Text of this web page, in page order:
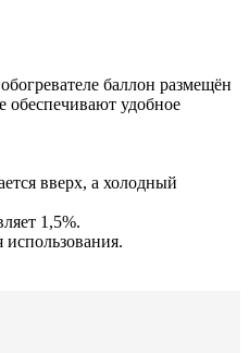
баллон размещён
обеспечивают удобное
вверх, а холодный
1,5%.